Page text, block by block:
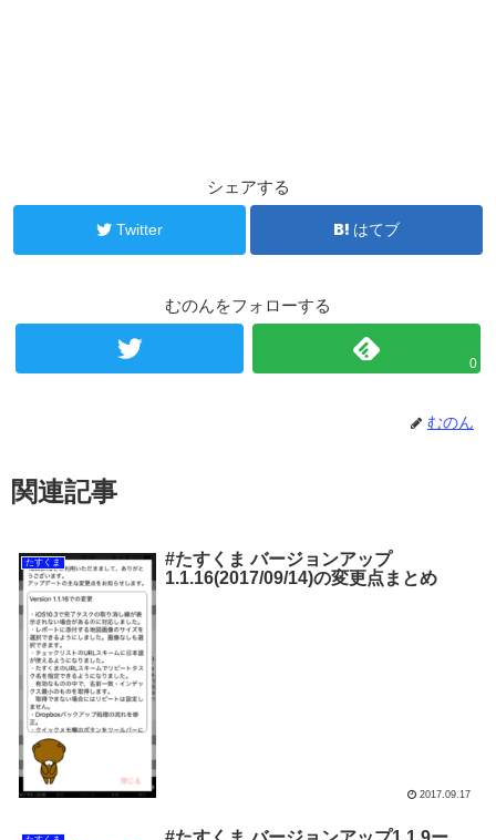
シェアする
Twitter はてブ
むのんをフォローする
0
むのん
関連記事
たすくま
#たすくま バージョンアップ
1.1.16(2017/09/14)の変更点まとめ
2017.09.17